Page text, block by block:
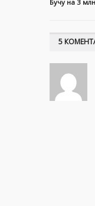
Бучу на 3 млн
5